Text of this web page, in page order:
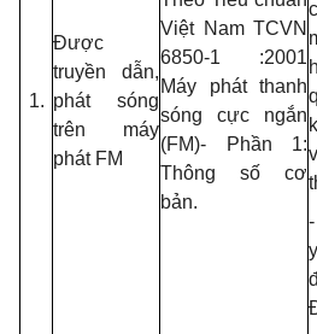
1.
Được
truyền dẫn,
phát sóng
trên máy
phát FM
Việt Nam TCVN
6850-1 :2001
Máy phát thanh
sóng cực ngắn
(FM)- Phần 1:
Thông số cơ
bản.